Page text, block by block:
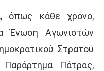
όπως κάθε χρόνο,
Ένωση Αγωνιστών
Στρατού
Πάτρας,